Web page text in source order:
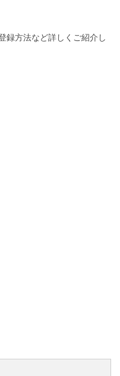
録方法など詳しくご紹介し